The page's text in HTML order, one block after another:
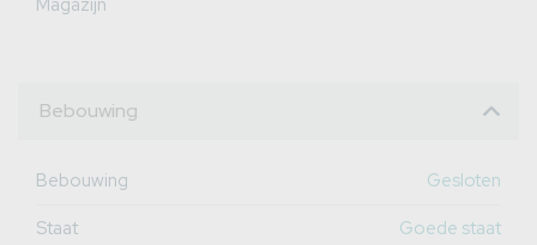
Magazijn
Bebouwing
Bebouwing
Gesloten
Staat
Goede staat